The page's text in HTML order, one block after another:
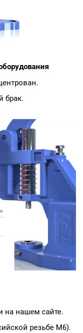
брак.
на нашем сайте.
резьбе М6).